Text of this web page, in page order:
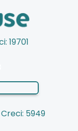
19701
5949